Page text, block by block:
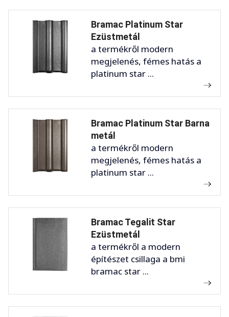
Bramac Platinum Star
Ezüstmetál
a termékről modern
megjelenés, fémes hatás a
platinum star ...
Bramac Platinum Star Barna
metál
a termékről modern
megjelenés, fémes hatás a
platinum star ...
Bramac Tegalit Star
Ezüstmetál
a termékről a modern
építészet csillaga a bmi
bramac star ...